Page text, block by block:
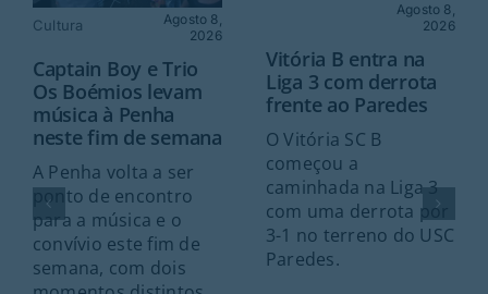
Cultura
Agosto 8,
2026
Captain Boy e Trio
Os Boémios levam
música à Penha
neste fim de semana
A Penha volta a ser
ponto de encontro
para a música e o
convívio este fim de
semana, com dois
Agosto 8,
2026
Vitória B entra na
Liga 3 com derrota
frente ao Paredes
O Vitória SC B
começou a
caminhada na Liga 3
com uma derrota por
3-1 no terreno do USC
Paredes.